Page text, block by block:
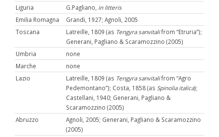
Liguria
G.Pagliano, in litteris
Emilia Romagna
Grandi, 1927; Agnoli, 2005
Toscana
Latreille, 1809 (as Tengyra sanvitalifrom “Etruria”);
Generani, Pagliano & Scaramozzino (2005)
Umbria
none
Marche
none
Lazio
Latreille, 1809 (as Tengyra sanvitalifrom “Agro
Pedemontano”); Costa, 1858 (as Spinolia italica);
Castellani, 1940; Generani, Pagliano &
Scaramozzino (2005)
Abruzzo
Agnoli, 2005; Generani, Pagliano & Scaramozzino
(2005)